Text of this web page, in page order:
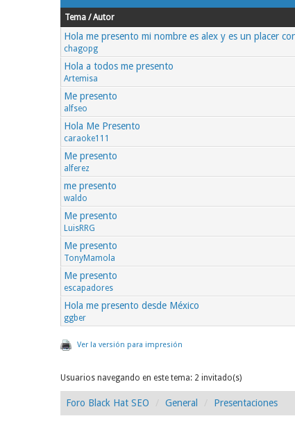
Tema / Autor
Hola me presento mi nombre es alex y es un placer
chagopg
Hola a todos me presento
Artemisa
Me presento
alfseo
Hola Me Presento
caraoke111
Me presento
alferez
me presento
waldo
Me presento
LuisRRG
Me presento
TonyMamola
Me presento
escapadores
Hola me presento desde México
ggber
Ver la versión para impresión
Usuarios navegando en este tema: 2 invitado(s)
Foro Black Hat SEO General Presentaciones